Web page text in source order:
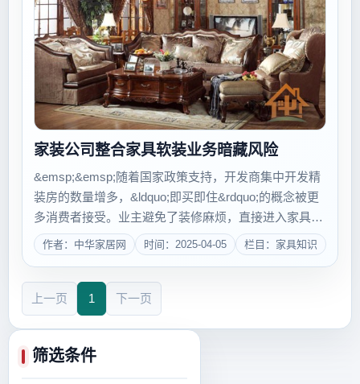
筛选条件
家装公司整合家具软装业务暗藏风险
&emsp;&emsp;随着国家政策支持，开发商集中开发精
装房的数量增多，&ldquo;即买即住&rdquo;的概念被更
多消费者接受。业主避免了装修麻烦，直接进入家具、
窗帘、配饰等软装产品采购阶段，&ldquo;硬装&rdquo;
后时代将来临，家装公司是否会改变&ldquo;硬装&...
作者：中华家居网 时间：2025-04-05 栏目：家具知识
上一页 1 下一页